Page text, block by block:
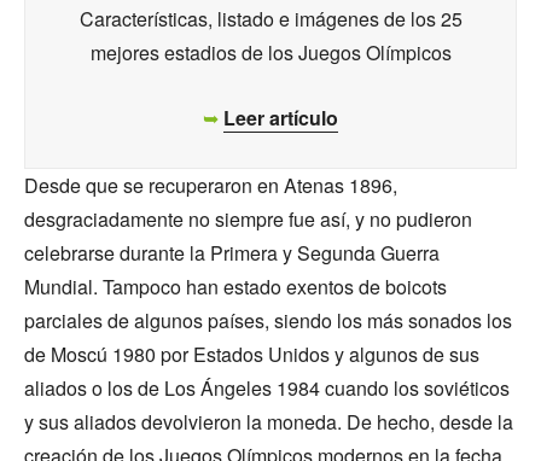
Características, listado e imágenes de los 25
mejores estadios de los Juegos Olímpicos
➥ Leer artículo
Desde que se recuperaron en Atenas 1896,
desgraciadamente no siempre fue así, y no pudieron
celebrarse durante la Primera y Segunda Guerra
Mundial. Tampoco han estado exentos de boicots
parciales de algunos países, siendo los más sonados los
de Moscú 1980 por Estados Unidos y algunos de sus
aliados o los de Los Ángeles 1984 cuando los soviéticos
y sus aliados devolvieron la moneda. De hecho, desde la